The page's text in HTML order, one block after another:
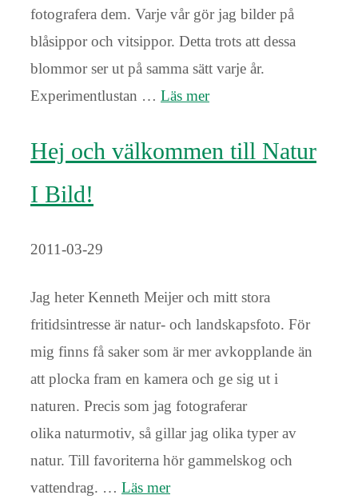
fotografera dem. Varje vår gör jag bilder på
blåsippor och vitsippor. Detta trots att dessa
blommor ser ut på samma sätt varje år.
Experimentlustan … Läs mer
Hej och välkommen till Natur
I Bild!
2011-03-29
Jag heter Kenneth Meijer och mitt stora
fritidsintresse är natur- och landskapsfoto. För
mig finns få saker som är mer avkopplande än
att plocka fram en kamera och ge sig ut i
naturen. Precis som jag fotograferar
olika naturmotiv, så gillar jag olika typer av
natur. Till favoriterna hör gammelskog och
vattendrag. … Läs mer